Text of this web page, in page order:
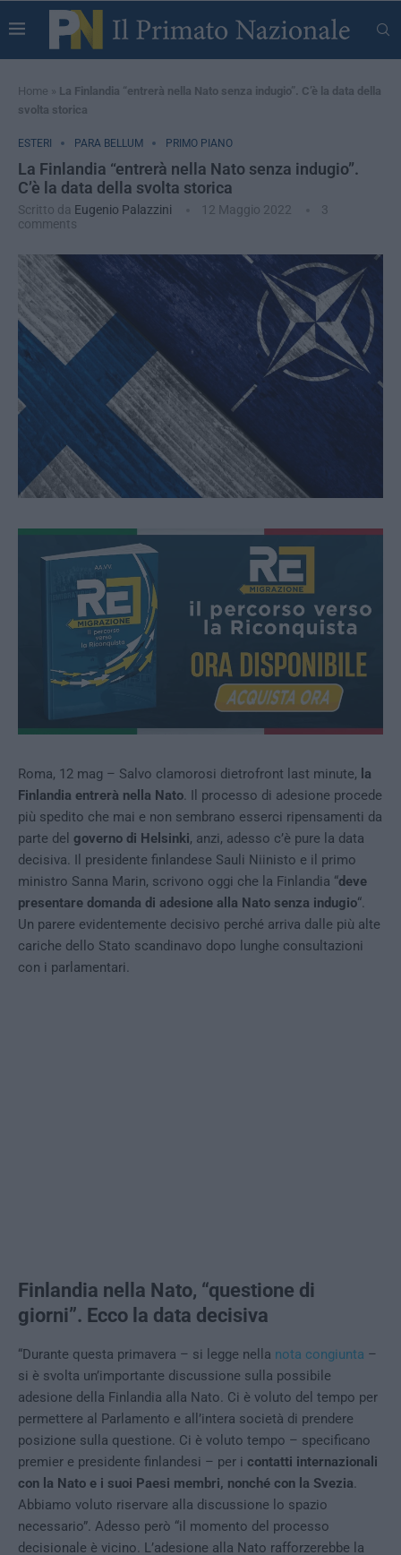
Home » La Finlandia “entrerà nella Nato senza indugio”. C’è la data della
svolta storica
ESTERI PARA BELLUM PRIMO PIANO
La Finlandia “entrerà nella Nato senza indugio”.
C’è la data della svolta storica
Scritto da Eugenio Palazzini 12 Maggio 2022
3
comments
Roma, 12 mag – Salvo clamorosi dietrofront last minute, la
Finlandia entrerà nella Nato. Il processo di adesione procede
più spedito che mai e non sembrano esserci ripensamenti da
parte del governo di Helsinki, anzi, adesso c’è pure la data
decisiva. Il presidente finlandese Sauli Niinisto e il primo
ministro Sanna Marin, scrivono oggi che la Finlandia “deve
presentare domanda di adesione alla Nato senza indugio“.
Un parere evidentemente decisivo perché arriva dalle più alte
cariche dello Stato scandinavo dopo lunghe consultazioni
con i parlamentari.
Finlandia nella Nato, “questione di
giorni”. Ecco la data decisiva
“Durante questa primavera – si legge nella nota congiunta –
si è svolta un’importante discussione sulla possibile
adesione della Finlandia alla Nato. Ci è voluto del tempo per
permettere al Parlamento e all’intera società di prendere
posizione sulla questione. Ci è voluto tempo – specificano
premier e presidente finlandesi – per i contatti internazionali
con la Nato e i suoi Paesi membri, nonché con la Svezia.
Abbiamo voluto riservare alla discussione lo spazio
necessario”. Adesso però “il momento del processo
decisionale è vicino. L’adesione alla Nato rafforzerebbe la